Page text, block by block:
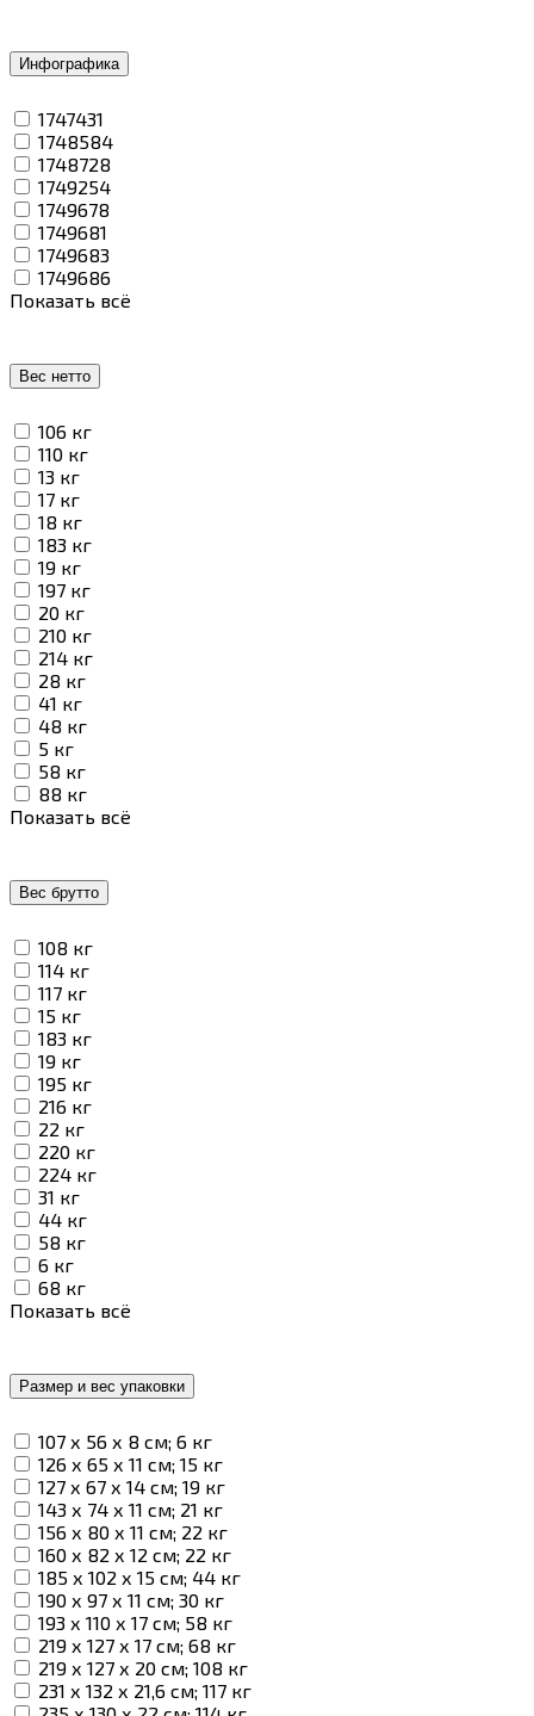
Инфографика
1747431
1748584
1748728
1749254
1749678
1749681
1749683
1749686
Показать всё
Вес нетто
106 кг
110 кг
13 кг
17 кг
18 кг
183 кг
19 кг
197 кг
20 кг
210 кг
214 кг
28 кг
41 кг
48 кг
5 кг
58 кг
88 кг
Показать всё
Вес брутто
108 кг
114 кг
117 кг
15 кг
183 кг
19 кг
195 кг
216 кг
22 кг
220 кг
224 кг
31 кг
44 кг
58 кг
6 кг
68 кг
Показать всё
Размер и вес упаковки
107 х 56 х 8 см; 6 кг
126 х 65 х 11 см; 15 кг
127 х 67 х 14 см; 19 кг
143 х 74 х 11 см; 21 кг
156 х 80 х 11 см; 22 кг
160 х 82 х 12 см; 22 кг
185 х 102 х 15 см; 44 кг
190 х 97 х 11 см; 30 кг
193 х 110 х 17 см; 58 кг
219 х 127 х 17 см; 68 кг
219 х 127 х 20 см; 108 кг
231 х 132 х 21,6 см; 117 кг